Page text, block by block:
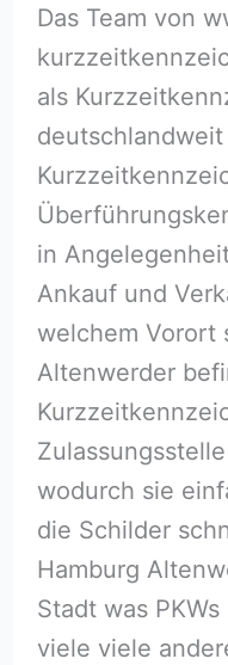
Das Team von
als
in
Ankauf und
welchem Vorort
Altenwerder
wodurch sie
die Schilder
Hamburg
Stadt was
viele viele